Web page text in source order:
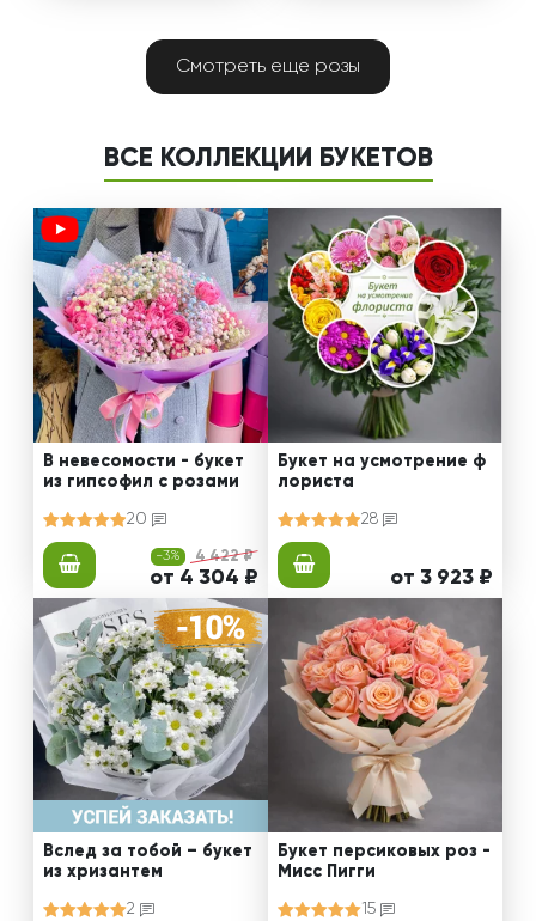
Смотреть еще розы
ВСЕ КОЛЛЕКЦИИ БУКЕТОВ
В невесомости - букет
из гипсофил с розами
20
-3% 4 422 ₽
от 4 304 ₽
Букет на усмотрение ф
лориста
28
от 3 923 ₽
Вслед за тобой – букет
из хризантем
2
Букет персиковых роз -
Мисс Пигги
15